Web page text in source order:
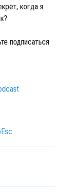
когда я
подписаться